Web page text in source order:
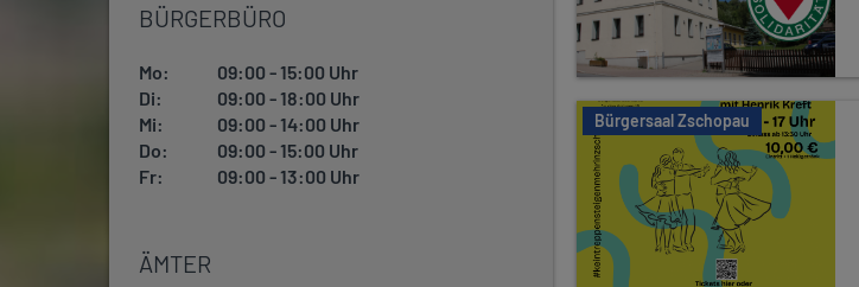
BÜRGERBÜRO
Mo:
09:00 - 15:00 Uhr
Di:
09:00 - 18:00 Uhr
Mi:
09:00 - 14:00 Uhr
Do:
09:00 - 15:00 Uhr
Fr:
09:00 - 13:00 Uhr
ÄMTER
Bürgersaal Zschopau